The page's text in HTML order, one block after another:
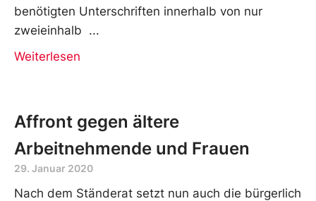
benötigten Unterschriften innerhalb von nur
zweieinhalb
Weiterlesen
Affront gegen ältere
Arbeitnehmende und Frauen
29. Januar 2020
Nach dem Ständerat setzt nun auch die bürgerlich